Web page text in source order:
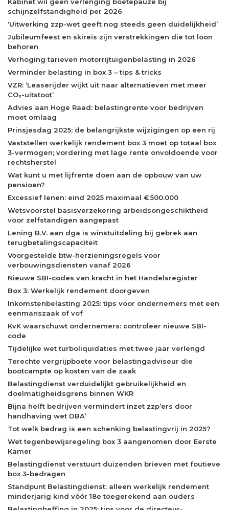
Kabinet wil geen verlenging boetepauze bij
schijnzelfstandigheid per 2026
‘Uitwerking zzp-wet geeft nog steeds geen duidelijkheid’
Jubileumfeest en skireis zijn verstrekkingen die tot loon
behoren
Verhoging tarieven motorrijtuigenbelasting in 2026
Verminder belasting in box 3 – tips & tricks
VZR: ‘Leaserijder wijkt uit naar alternatieven met meer
CO₂-uitstoot’
Advies aan Hoge Raad: belastingrente voor bedrijven
moet omlaag
Prinsjesdag 2025: de belangrijkste wijzigingen op een rij
Vaststellen werkelijk rendement box 3 moet op totaal box
3-vermogen; vordering met lage rente onvoldoende voor
rechtsherstel
Wat kunt u met lijfrente doen aan de opbouw van uw
pensioen?
Excessief lenen: eind 2025 maximaal € 500.000
Wetsvoorstel basisverzekering arbeidsongeschiktheid
voor zelfstandigen aangepast
Lening B.V. aan dga is winstuitdeling bij gebrek aan
terugbetalingscapaciteit
Voorgestelde btw-herzieningsregels voor
verbouwingsdiensten vanaf 2026
Nieuwe SBI-codes van kracht in het Handelsregister
Box 3: Werkelijk rendement doorgeven
Inkomstenbelasting 2025: tips voor ondernemers met een
eenmanszaak of vof
KvK waarschuwt ondernemers: controleer nieuwe SBI-
code
Tijdelijke wet turboliquidaties met twee jaar verlengd
Terechte vergrijpboete voor belastingadviseur die
bootcampte op kosten van de zaak
Belastingdienst verduidelijkt gebruikelijkheid en
doelmatigheidsgrens binnen WKR
Bijna helft bedrijven vermindert inzet zzp’ers door
handhaving wet DBA’
Tot welk bedrag is een schenking belastingvrij in 2025?
Wet tegenbewijsregeling box 3 aangenomen door Eerste
Kamer
Belastingdienst verstuurt duizenden brieven met foutieve
box 3-bedragen
Standpunt Belastingdienst: alleen werkelijk rendement
minderjarig kind vóór 18e toegerekend aan ouders